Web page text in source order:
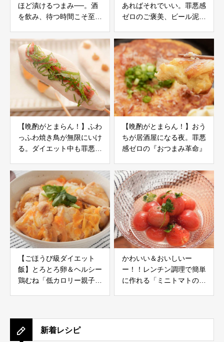
ほど漬けるつまみ──。酒
を飲み、待つ時間こそ至高
あればそれでいい。罪悪感
ゼロのご褒美、ビール泥棒
【晩酌がとまらん！】ふわ
っふわ焼き鳥が無限にいけ
る。ダイエット中も罪悪感
【晩酌がとまらん！】おう
ちが居酒屋になる夜。罪悪
感ゼロの『おつまみ革命』
【ごほうび級ダイエット
飯】とろとろ卵＆ヘルシー
鶏むね「低カロリー親子
かわいい＆おいしいー
ー！！レンチン調理で簡単
に作れる「ミニトマトのコ
新着レシピ